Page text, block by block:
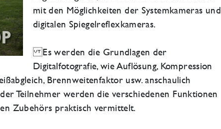
mit den Möglichkeiten der Systemkameras und
digitalen Spiegelreflexkameras.
Es werden die Grundlagen der
Digitalfotografie, wie Auflösung, Kompression
Brennweitenfaktor usw. anschaulich
Teilnehmer werden die verschiedenen Funktionen
Zubehörs praktisch vermittelt.